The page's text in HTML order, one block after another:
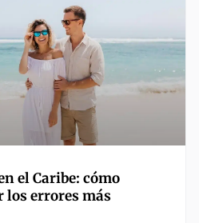
el Caribe: cómo
los errores más